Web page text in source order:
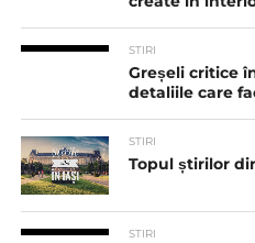
STIRI
Greșeli critice
detaliile care
STIRI
Topul știrilor
STIRI